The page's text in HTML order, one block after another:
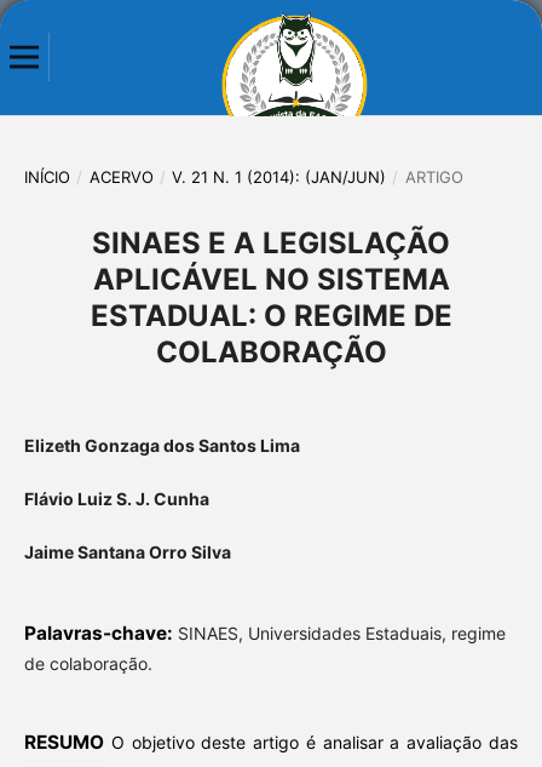
INÍCIO / ACERVO / V. 21 N. 1 (2014): (JAN/JUN) / ARTIGO
SINAES E A LEGISLAÇÃO
APLICÁVEL NO SISTEMA
ESTADUAL: O REGIME DE
COLABORAÇÃO
Elizeth Gonzaga dos Santos Lima
Flávio Luiz S. J. Cunha
Jaime Santana Orro Silva
Palavras-chave: SINAES, Universidades Estaduais, regime
de colaboração.
RESUMOO objetivo deste artigo é analisar a avaliação das